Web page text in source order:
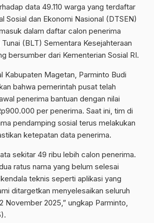
data 49.110 warga yang terdaftar
Sosial dan Ekonomi Nasional (DTSEN)
dalam daftar calon penerima
(BLT) Sementara Kesejahteraan
bersumber dari Kementerian Sosial RI.
Kabupaten Magetan, Parminto Budi
bahwa pemerintah pusat telah
penerima bantuan dengan nilai
per penerima. Saat ini, tim di
pendamping sosial terus melakukan
ketepatan data penerima.
sekitar 49 ribu lebih calon penerima.
ratus nama yang belum selesai
teknis seperti aplikasi yang
ditargetkan menyelesaikan seluruh
November 2025,” ungkap Parminto,